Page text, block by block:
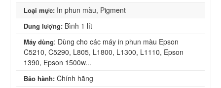
Loại mực: In phun màu, Pigment
Dung lượng: Bình 1 lít
Máy dùng: Dùng cho các máy in phun màu Epson
C5210, C5290, L805, L1800, L1300, L1110, Epson
1390, Epson 1500w...
Bảo hành: Chính hãng